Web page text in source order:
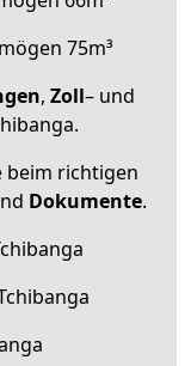
75m³
, Zoll– und
beim richtigen
Dokumente.